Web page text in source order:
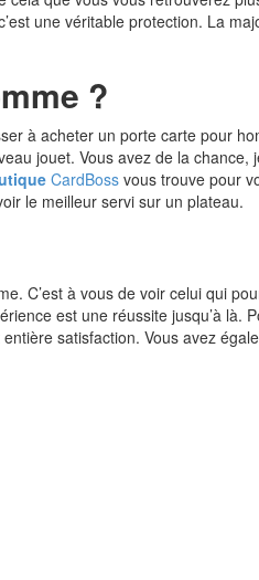
une véritable protection. La
?
à acheter un porte carte pour
jouet. Vous avez de la
CardBoss vous trouve pour
le meilleur servi sur un plateau.
C’est à vous de voir celui qui
est une réussite jusqu’à là.
satisfaction. Vous avez